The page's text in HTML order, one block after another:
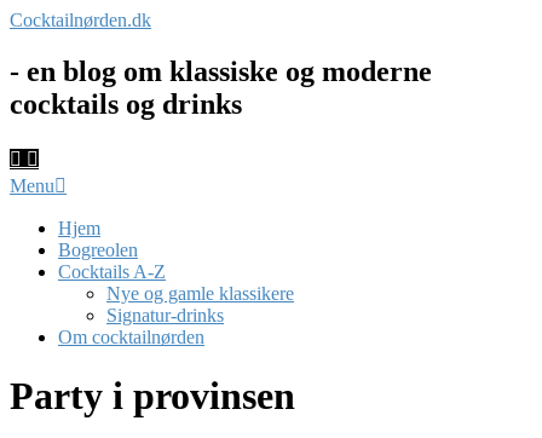
Skip
content
Cocktailnørden.dk
- en blog om klassiske og moderne
cocktails og drinks
Primary
Menu
Menu
Hjem
Bogreolen
Cocktails A-Z
Nye og gamle klassikere
Signatur-drinks
Om cocktailnørden
Party i provinsen